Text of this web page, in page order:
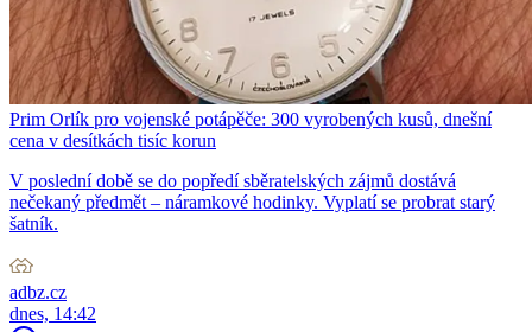
Prim Orlík pro vojenské potápěče: 300 vyrobených kusů, dnešní
cena v desítkách tisíc korun
V poslední době se do popředí sběratelských zájmů dostává
nečekaný předmět – náramkové hodinky. Vyplatí se probrat starý
šatník.
adbz.cz
dnes, 14:42